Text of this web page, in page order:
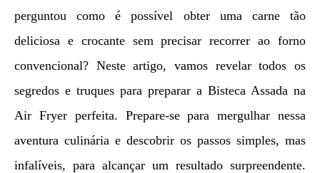
perguntou como é possível obter uma carne tão
deliciosa e crocante sem precisar recorrer ao forno
convencional? Neste artigo, vamos revelar todos os
segredos e truques para preparar a Bisteca Assada na
Air Fryer perfeita. Prepare-se para mergulhar nessa
aventura culinária e descobrir os passos simples, mas
infalíveis, para alcançar um resultado surpreendente.